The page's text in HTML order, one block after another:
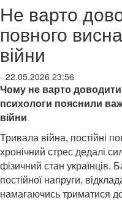
Не варто
повного
війни
- 22.05.2026 23:56
Чому не варто
психологи пояснили
війни
Тривала війна, постійні
хронічний стрес дедалі
фізичний стан українців.
постійної напруги,
намагаючись триматися